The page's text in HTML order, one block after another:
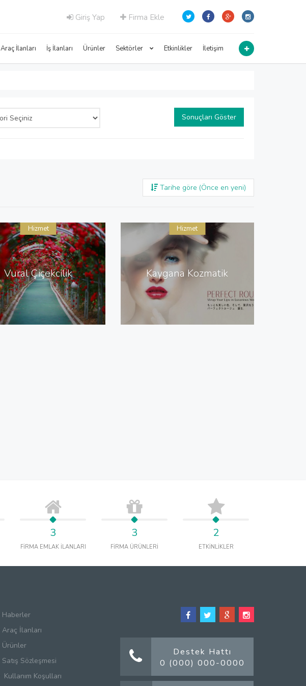
Giriş Yap Firma Ekle
Araç İlanları İş İlanları Ürünler Sektörler Etkinlikler İletişim
Sonuçları Göster
Tarihe göre (Önce en yeni)
Vural Çiçekcilik
Hizmet
Kaygana Kozmatik
Hizmet
3
FİRMA EMLAK İLANLARI
3
FİRMA ÜRÜNLERİ
2
ETKİNLİKLER
Haberler
Araç İlanları
Ürünler
Satış Sözleşmesi
Kullanım Koşulları
Destek Hattı
0 (000) 000-0000